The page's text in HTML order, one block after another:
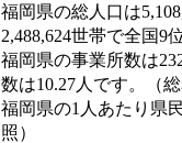
福岡県の総人口は
2,488,624世帯で全国9
福岡県の事業所数は
数は10.27人です。（
福岡県の1人あたり県
照）